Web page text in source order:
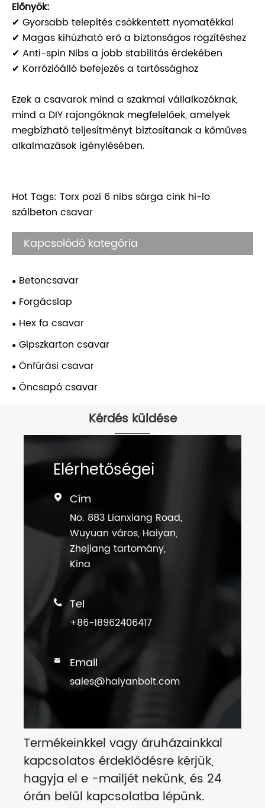
Előnyök:
✔ Gyorsabb telepítés csökkentett nyomatékkal
✔ Magas kihúzható erő a biztonságos rögzítéshez
✔ Anti-spin Nibs a jobb stabilitás érdekében
✔ Korrózióálló befejezés a tartóssághoz
Ezek a csavarok mind a szakmai vállalkozóknak,
mind a DIY rajongóknak megfelelőek, amelyek
megbízható teljesítményt biztosítanak a kőműves
alkalmazások igénylésében.
Hot Tags: Torx pozi 6 nibs sárga cink hi-lo
szálbeton csavar
Kapcsolódó kategória
Betoncsavar
Forgácslap
Hex fa csavar
Gipszkarton csavar
Önfúrási csavar
Öncsapó csavar
Kérdés küldése
Elérhetőségei
 Cím
No. 883 Lianxiang Road,
Wuyuan város, Haiyan,
Zhejiang tartomány,
Kína
 Tel
+86-18962406417
 Email
sales@haiyanbolt.com
Termékeinkkel vagy áruházainkkal
kapcsolatos érdeklődésre kérjük,
hagyja el e -mailjét nekünk, és 24
órán belül kapcsolatba lépünk.